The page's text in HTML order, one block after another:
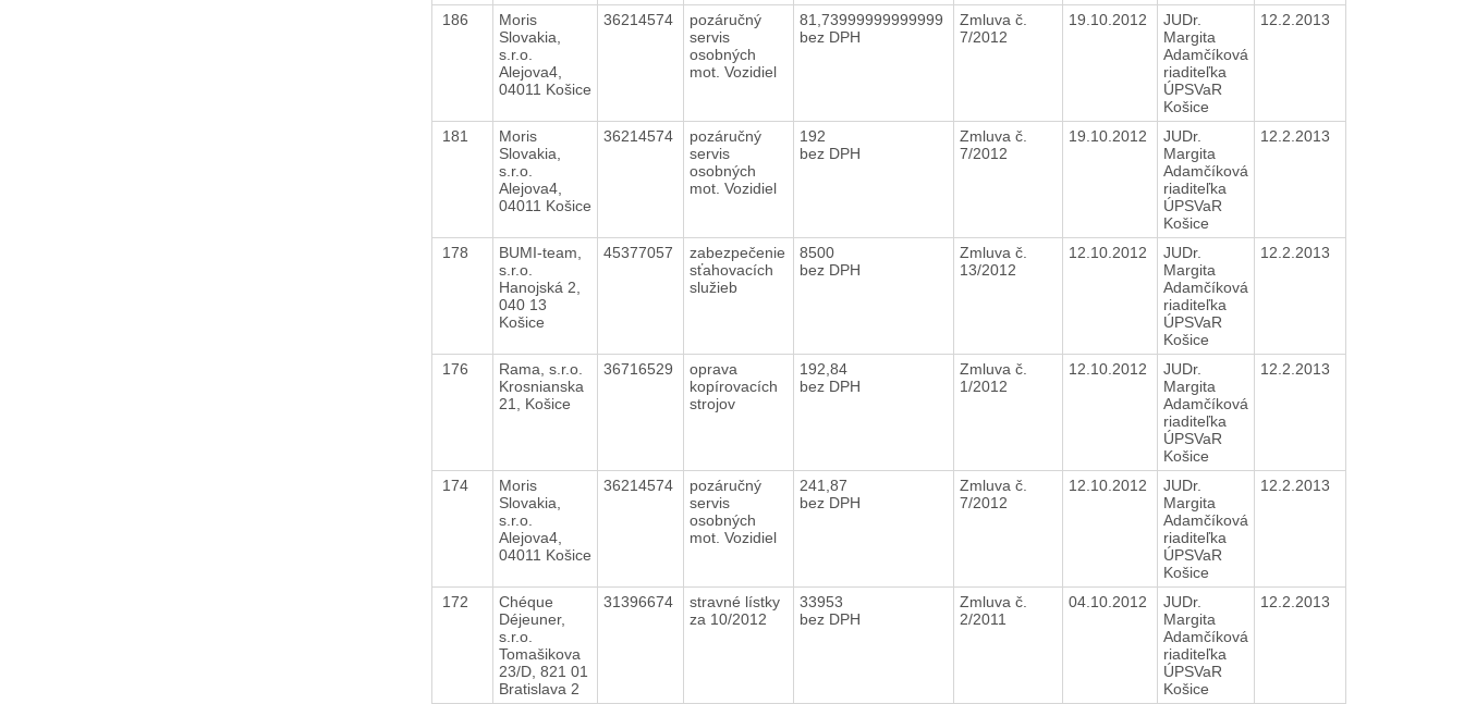
186
Moris
Slovakia,
s.r.o.
Alejova4,
04011 Košice
36214574
pozáručný
servis
osobných
mot. Vozidiel
81,73999999999999
bez DPH
Zmluva č.
7/2012
19.10.2012
JUDr.
Margita
Adamčíková
riaditeľka
ÚPSVaR
Košice
12.2.2013
181
Moris
Slovakia,
s.r.o.
Alejova4,
04011 Košice
36214574
pozáručný
servis
osobných
mot. Vozidiel
192
bez DPH
Zmluva č.
7/2012
19.10.2012
JUDr.
Margita
Adamčíková
riaditeľka
ÚPSVaR
Košice
12.2.2013
178
BUMI-team,
s.r.o.
Hanojská 2,
040 13
Košice
45377057
zabezpečenie
sťahovacích
služieb
8500
bez DPH
Zmluva č.
13/2012
12.10.2012
JUDr.
Margita
Adamčíková
riaditeľka
ÚPSVaR
Košice
12.2.2013
176
Rama, s.r.o.
Krosnianska
21, Košice
36716529
oprava
kopírovacích
strojov
192,84
bez DPH
Zmluva č.
1/2012
12.10.2012
JUDr.
Margita
Adamčíková
riaditeľka
ÚPSVaR
Košice
12.2.2013
174
Moris
Slovakia,
s.r.o.
Alejova4,
04011 Košice
36214574
pozáručný
servis
osobných
mot. Vozidiel
241,87
bez DPH
Zmluva č.
7/2012
12.10.2012
JUDr.
Margita
Adamčíková
riaditeľka
ÚPSVaR
Košice
12.2.2013
172
Chéque
Déjeuner,
s.r.o.
Tomašikova
23/D, 821 01
Bratislava 2
31396674
stravné lístky
za 10/2012
33953
bez DPH
Zmluva č.
2/2011
04.10.2012
JUDr.
Margita
Adamčíková
riaditeľka
ÚPSVaR
Košice
12.2.2013